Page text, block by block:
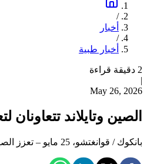
/
أخبار
/
أخبار طبية
2 دقيقة قراءة
|
May 26, 2026
الصين وتايلاند
بانكوك / قوانغتشو، 25 مايو – تعزز الصين وتايلاند التعاون في مجال الرعاية الصحية من خلال شراكة جديدة تهدف إلى تطوير الكشف المبكر والبحوث لسرطان القولون والمستقيم باستخدام التقنيات الجينومية.